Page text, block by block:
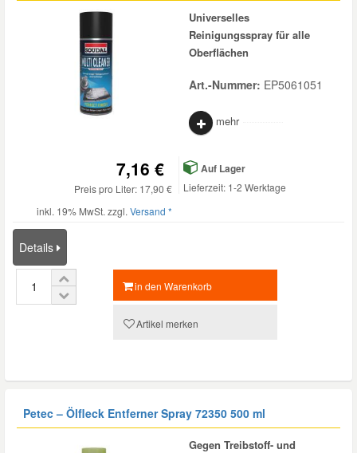
Universelles
Reinigungsspray für alle
Oberflächen
Art.-Nummer: EP5061051
mehr
7,16 €
Preis pro Liter: 17,90 €
inkl. 19% MwSt. zzgl. Versand *
Auf Lager
Lieferzeit: 1-2 Werktage
Details
in den Warenkorb
Artikel merken
Petec – Ölfleck Entferner Spray 72350 500 ml
Gegen Treibstoff- und